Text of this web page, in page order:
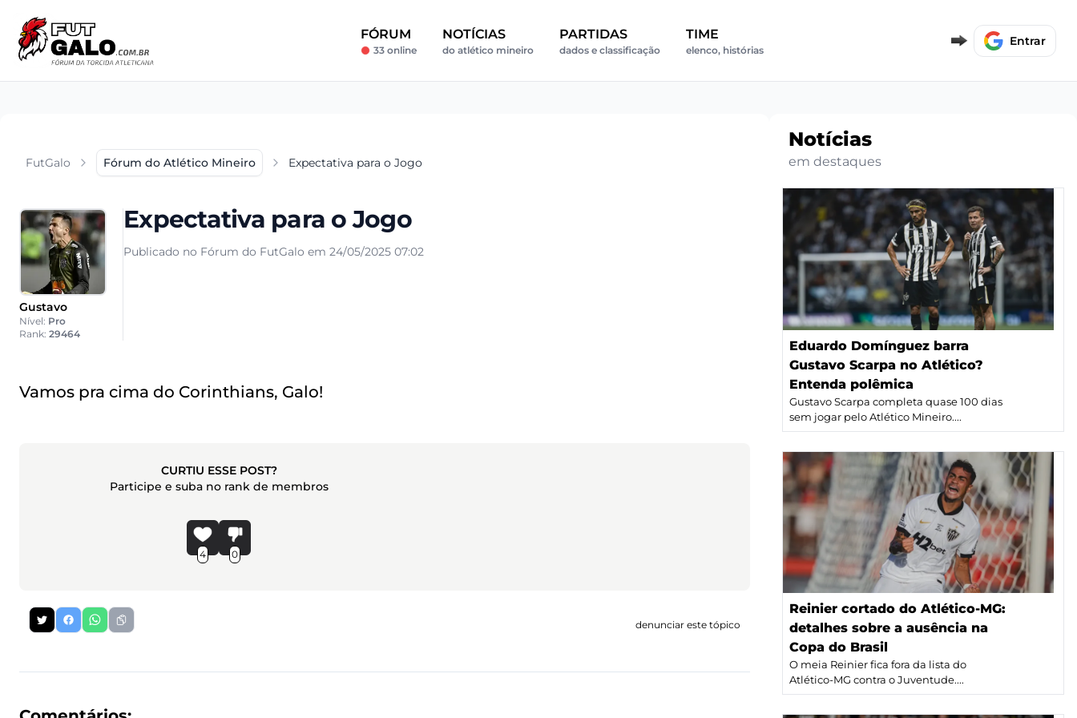
FÓRUM
33 online
NOTÍCIAS
do atlético mineiro
PARTIDAS
dados e classificação
TIME
elenco, histórias
Entrar
FutGalo Fórum do Atlético Mineiro Expectativa para o Jogo
Gustavo
Nível: Pro
Rank: 29464
Expectativa para o Jogo
Publicado no Fórum do FutGalo em 24/05/2025 07:02
Vamos pra cima do Corinthians, Galo!
CURTIU ESSE POST?
Participe e suba no rank de membros
4 0
denunciar este tópico
Notícias
em destaques
Eduardo Domínguez barra
Gustavo Scarpa no Atlético?
Entenda polêmica
Gustavo Scarpa completa quase 100 dias
sem jogar pelo Atlético Mineiro....
Reinier cortado do Atlético-MG:
detalhes sobre a ausência na
Copa do Brasil
O meia Reinier fica fora da lista do
Atlético-MG contra o Juventude....